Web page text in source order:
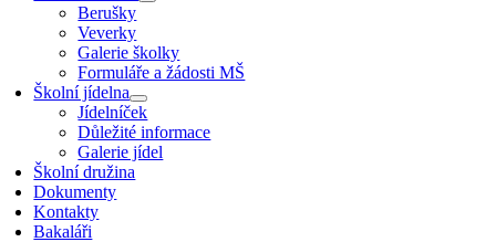
Berušky
Veverky
Galerie školky
Formuláře a žádosti MŠ
Školní jídelna
Jídelníček
Důležité informace
Galerie jídel
Školní družina
Dokumenty
Kontakty
Bakaláři